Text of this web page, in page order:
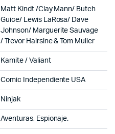
Matt Kindt /Clay Mann/ Butch
Guice/ Lewis LaRosa/ Dave
Johnson/ Marguerite Sauvage
/
Trevor Hairsine & Tom Muller
Kamite / Valiant
Comic Independiente USA
Ninjak
Aventuras, Espionaje.